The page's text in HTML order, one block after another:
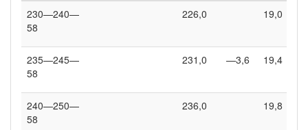
230—240—
58
226,0 19,0
235—245—
58
231,0 —3,6 19,4
240—250—
58
236,0 19,8